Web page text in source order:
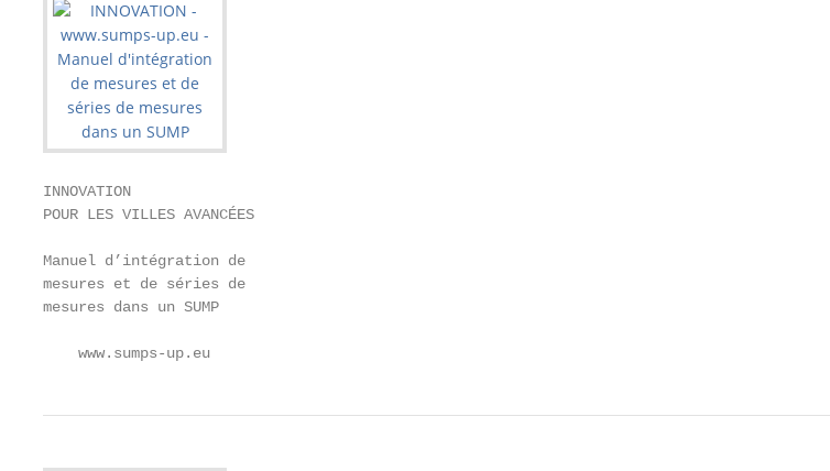
INNOVATION
POUR LES VILLES AVANCÉES
Manuel d’intégration de
mesures et de séries de
mesures dans un SUMP
    www.sumps-up.eu